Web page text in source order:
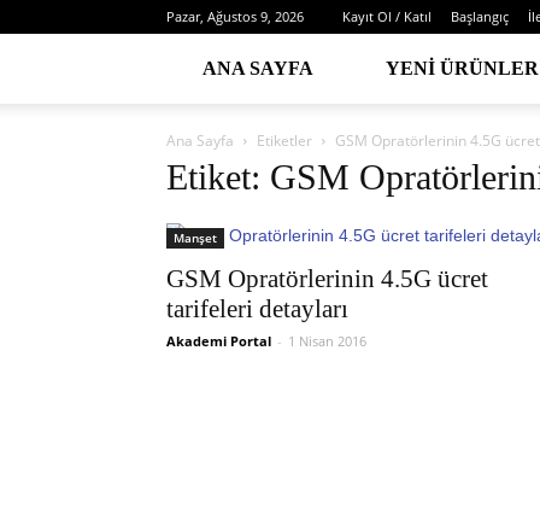
Pazar, Ağustos 9, 2026 Kayıt Ol / Katıl Başlangıç
ANA SAYFA YENI ÜRÜNLER
Ana Sayfa Etiketler GSM Opratörlerinin 4.5G
Etiket: GSM
Manşet
GSM Opratörlerinin 4.5G ücret
tarifeleri detayları
Akademi Portal - 1 Nisan 2016